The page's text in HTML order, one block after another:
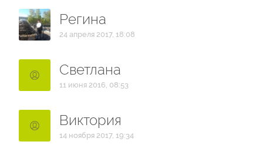
Регина
24 апреля 2017, 18:08
Светлана
11 июня 2016, 08:53
Виктория
14 ноября 2017, 19:34